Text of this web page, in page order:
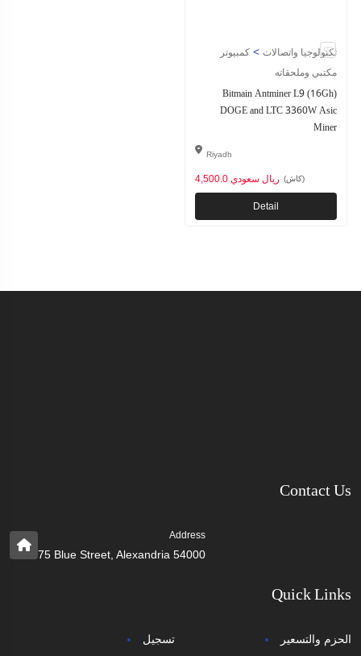
تكنولوجيا واتصالات > كمبيوتر
مكتبي وملحقاته
Bitmain Antminer L9 (16Gh)
DOGE and LTC 3360W Asic
Miner
Riyadh
4,500.0 ريال سعودي (كاش)
Detail
Contact Us
Address
75 Blue Street, Alexandria 54000
Quick Links
تسجيل الحزم والتسعير